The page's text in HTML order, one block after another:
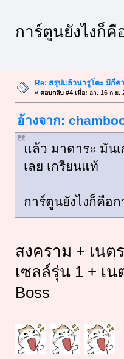
การ์ตูนยังไงก็คื
Re: สรุปแล้วนารูโตะ มีกี่ค
« ตอบกลับ #4 เมื่อ: อา. 16 ก.ย.
อ้างจาก:
แล้ว มาดาระ มัน
เลย เกรียนแท้
การ์ตูนยังไงก็คือ
สงคราม + เนต
เซลล์รุ่น 1 + เ
Boss